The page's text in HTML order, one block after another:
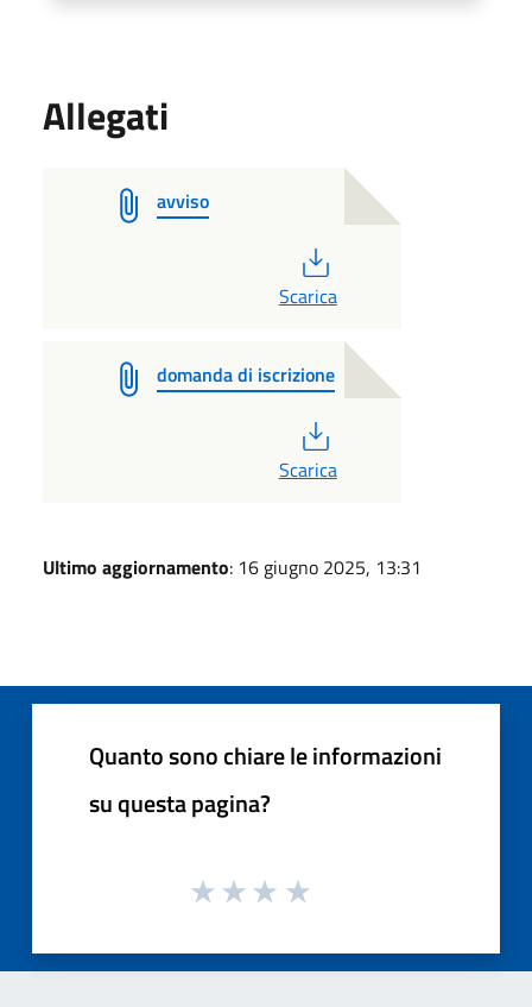
Allegati
avviso
Scarica
domanda di iscrizione
Scarica
Ultimo aggiornamento: 16 giugno 2025, 13:31
Quanto sono chiare le informazioni
su questa pagina?